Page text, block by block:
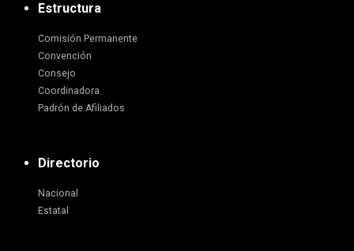
Estructura
Comisión Permanente
Convención
Consejo
Coordinadora
Padrón de Afiliados
Directorio
Nacional
Estatal